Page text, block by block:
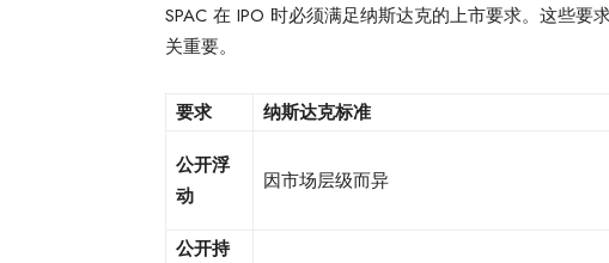
SPAC 在 IPO 时必须满足纳斯达克的上市要求。这些
关重要。
要求 纳斯达克标准
公开浮
动
因市场层级而异
公开持